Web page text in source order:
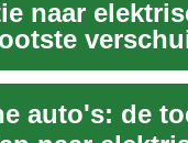
naar
auto's: de